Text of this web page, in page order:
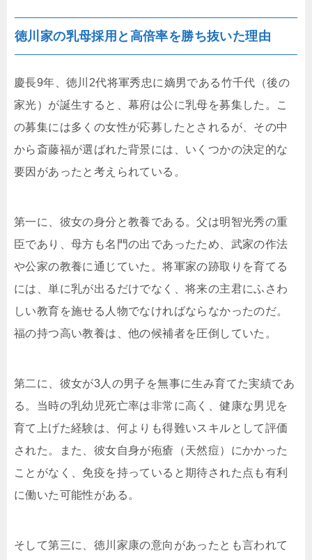
徳川家の乳母採用と高倍率を勝ち抜いた理由
慶長9年、徳川2代将軍秀忠に嫡男である竹千代（後の
家光）が誕生すると、幕府は公に乳母を募集した。こ
の募集には多くの女性が応募したとされるが、その中
から斎藤福が選ばれた背景には、いくつかの決定的な
要因があったと考えられている。
第一に、彼女の身分と教養である。父は明智光秀の重
臣であり、母方も名門の出であったため、武家の作法
や公家の教養に通じていた。将軍家の跡取りを育てる
には、単に乳が出るだけでなく、将来の主君にふさわ
しい教育を施せる人物でなければならなかったのだ。
福の持つ高い教養は、他の候補者を圧倒していた。
第二に、彼女が3人の男子を無事に生み育てた実績であ
る。当時の乳幼児死亡率は非常に高く、健康な男児を
育て上げた経験は、何よりも得難いスキルとして評価
された。また、彼女自身が疱瘡（天然痘）にかかった
ことがなく、免疫を持っていると期待された点も有利
に働いた可能性がある。
そして第三に、徳川家康の意向があったとも言われて